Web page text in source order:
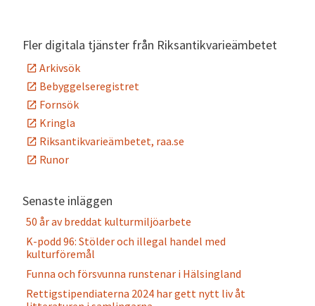
Fler digitala tjänster från Riksantikvarieämbetet
Arkivsök
Bebyggelseregistret
Fornsök
Kringla
Riksantikvarieämbetet, raa.se
Runor
Senaste inläggen
50 år av breddat kulturmiljöarbete
K-podd 96: Stölder och illegal handel med
kulturföremål
Funna och försvunna runstenar i Hälsingland
Rettigstipendiaterna 2024 har gett nytt liv åt